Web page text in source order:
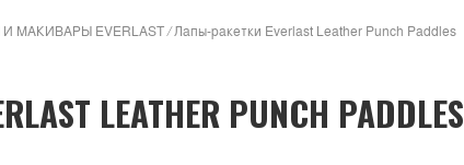
МАКИВАРЫ EVERLAST/ Лапы-ракетки Everlast Leather Punch Paddles
LEATHER PUNCH PADDLES